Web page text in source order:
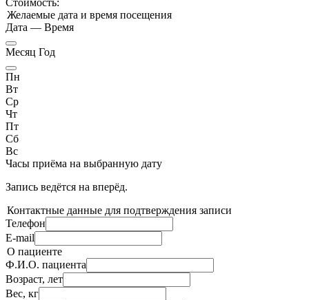
Желаемые дата и время посещения
Дата — Время
Месяц Год
Пн
Вт
Ср
Чт
Пт
Сб
Вс
Часы приёма на выбранную дату
Запись ведётся на вперёд.
Контактные данные для подтверждения записи
Телефон
E-mail
О пациенте
Ф.И.О. пациента
Возраст, лет
Вес, кг